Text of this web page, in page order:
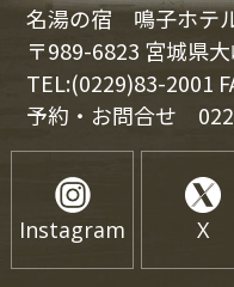
名湯の宿 鳴子ホテ
〒989-6823 宮城県
TEL:(0229)83-2001
予約・お問合せ
Instagram X